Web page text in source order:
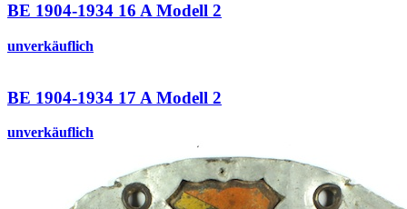
BE 1904-1934 16 A Modell 2
unverkäuflich
BE 1904-1934 17 A Modell 2
unverkäuflich